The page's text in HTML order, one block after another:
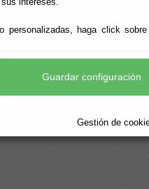
personalizadas, haga click
Guardar configuración
Gestión de